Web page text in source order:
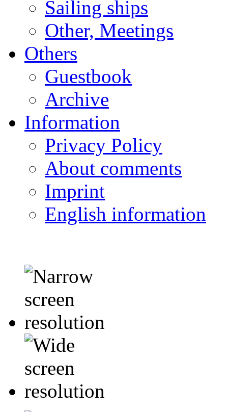
Sailing ships
Other, Meetings
Others
Guestbook
Archive
Information
Privacy Policy
About comments
Imprint
English information